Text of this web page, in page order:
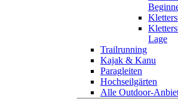
Lage
Trailrunning
Kajak & Kanu
Paragleiten
Hochseilgärten
Alle Outdoor-